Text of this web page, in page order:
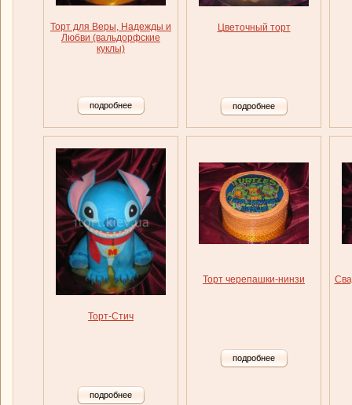
Торт для Веры, Надежды и
Любви (вальдорфские
куклы)
подробнее
Цветочный торт
подробнее
Торт-Стич
подробнее
Торт черепашки-нинзи
подробнее